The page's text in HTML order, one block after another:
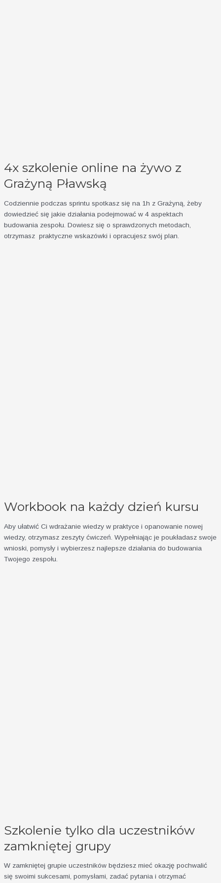
4x szkolenie online na żywo z
Grażyną Pławską
Codziennie podczas sprintu spotkasz się na 1h z Grażyną, żeby
dowiedzieć się jakie działania podejmować w 4 aspektach
budowania zespołu. Dowiesz się o sprawdzonych metodach,
otrzymasz praktyczne wskazówki i opracujesz swój plan.
Workbook na każdy dzień kursu
Aby ułatwić Ci wdrażanie wiedzy w praktyce i opanowanie nowej
wiedzy, otrzymasz zeszyty ćwiczeń. Wypełniając je poukładasz swoje
wnioski, pomysły i wybierzesz najlepsze działania do budowania
Twojego zespołu.
Szkolenie tylko dla uczestników
zamkniętej grupy
W zamkniętej grupie uczestników będziesz mieć okazję pochwalić
się swoimi sukcesami, pomysłami, zadać pytania i otrzymać